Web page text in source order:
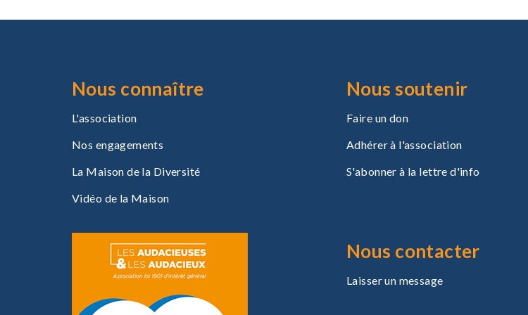
Nous connaître
L'association
Nos engagements
La Maison de la Diversité
Vidéo de la Maison
Nous soutenir
Faire un don
Adhérer à l'association
S'abonner à la lettre d'info
Nous contacter
Laisser un message